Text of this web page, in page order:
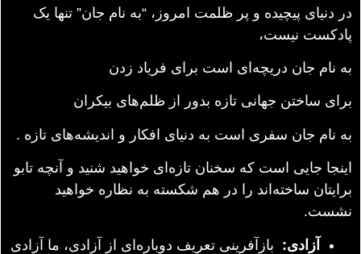
در دنیای پیچیده و پر ظلمت امروز، “به نام جان” تنها یک
پادکست نیست،
به نام جان دریچه‌ای است برای فریاد زدن
برای ساختن جهانی تازه بدور از ظلم‌های بیکران
به نام جان سفری است به دنیای افکار و اندیشه‌های تازه .
اینجا جایی است که سخنان تازه‌ای خواهید شنید و آنچه تابو
برایتان ساخته‌اند را در هم شکسته به نظاره خواهید
نشست.
آزادی: بازآفرینی تعریف دوباره‌ای از آزادی، ما آزادی